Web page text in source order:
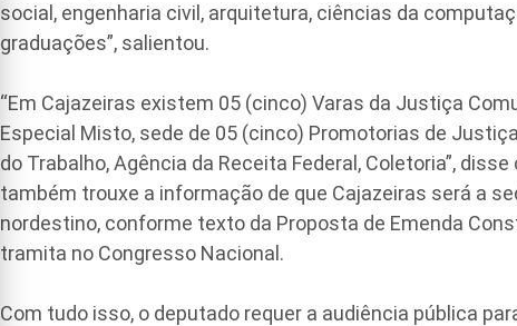
social, engenharia civil, arquitetura, ciências da
graduações”, salientou.
“Em Cajazeiras existem 05 (cinco) Varas da Justiça
Especial Misto, sede de 05 (cinco) Promotorias de
do Trabalho, Agência da Receita Federal, Coletoria”,
também trouxe a informação de que Cajazeiras será a
nordestino, conforme texto da Proposta de Emenda
tramita no Congresso Nacional.
Com tudo isso, o deputado requer a audiência pública